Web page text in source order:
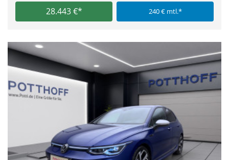
28.443 €* 240 € mtl.*